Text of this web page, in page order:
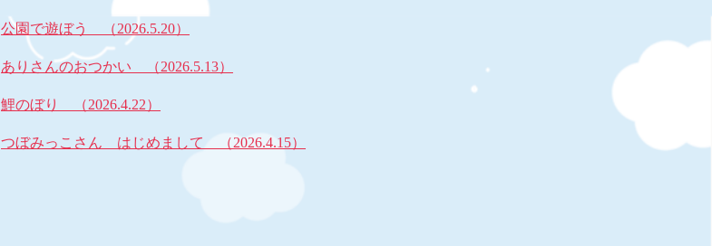
公園で遊ぼう （2026.5.20）
ありさんのおつかい （2026.5.13）
鯉のぼり （2026.4.22）
つぼみっこさん はじめまして （2026.4.15）